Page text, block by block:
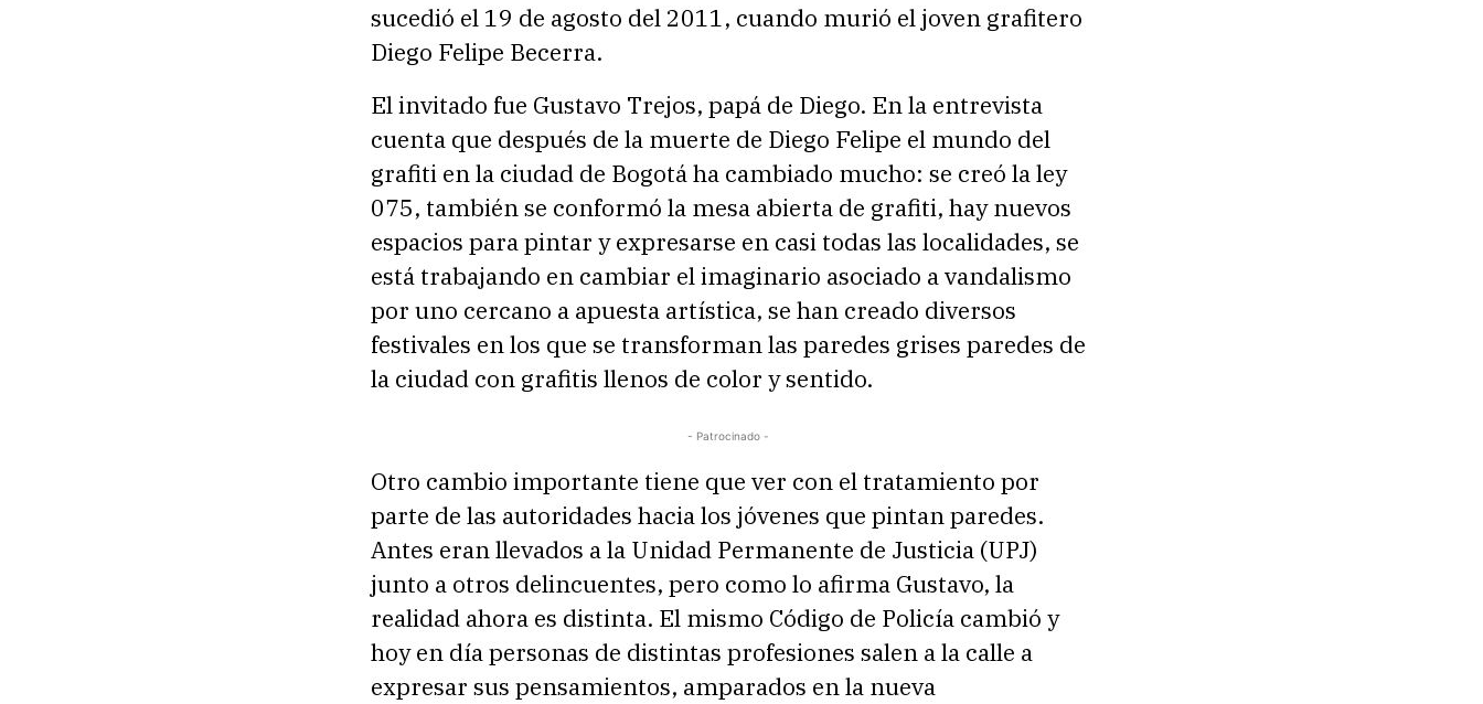
sucedió el 19 de agosto del 2011, cuando murió el joven grafitero
Diego Felipe Becerra.
El invitado fue Gustavo Trejos, papá de Diego. En la entrevista
cuenta que después de la muerte de Diego Felipe el mundo del
grafiti en la ciudad de Bogotá ha cambiado mucho: se creó la ley
075, también se conformó la mesa abierta de grafiti, hay nuevos
espacios para pintar y expresarse en casi todas las localidades, se
está trabajando en cambiar el imaginario asociado a vandalismo
por uno cercano a apuesta artística, se han creado diversos
festivales en los que se transforman las paredes grises paredes de
la ciudad con grafitis llenos de color y sentido.
- Patrocinado -
Otro cambio importante tiene que ver con el tratamiento por
parte de las autoridades hacia los jóvenes que pintan paredes.
Antes eran llevados a la Unidad Permanente de Justicia (UPJ)
junto a otros delincuentes, pero como lo afirma Gustavo, la
realidad ahora es distinta. El mismo Código de Policía cambió y
hoy en día personas de distintas profesiones salen a la calle a
expresar sus pensamientos, amparados en la nueva